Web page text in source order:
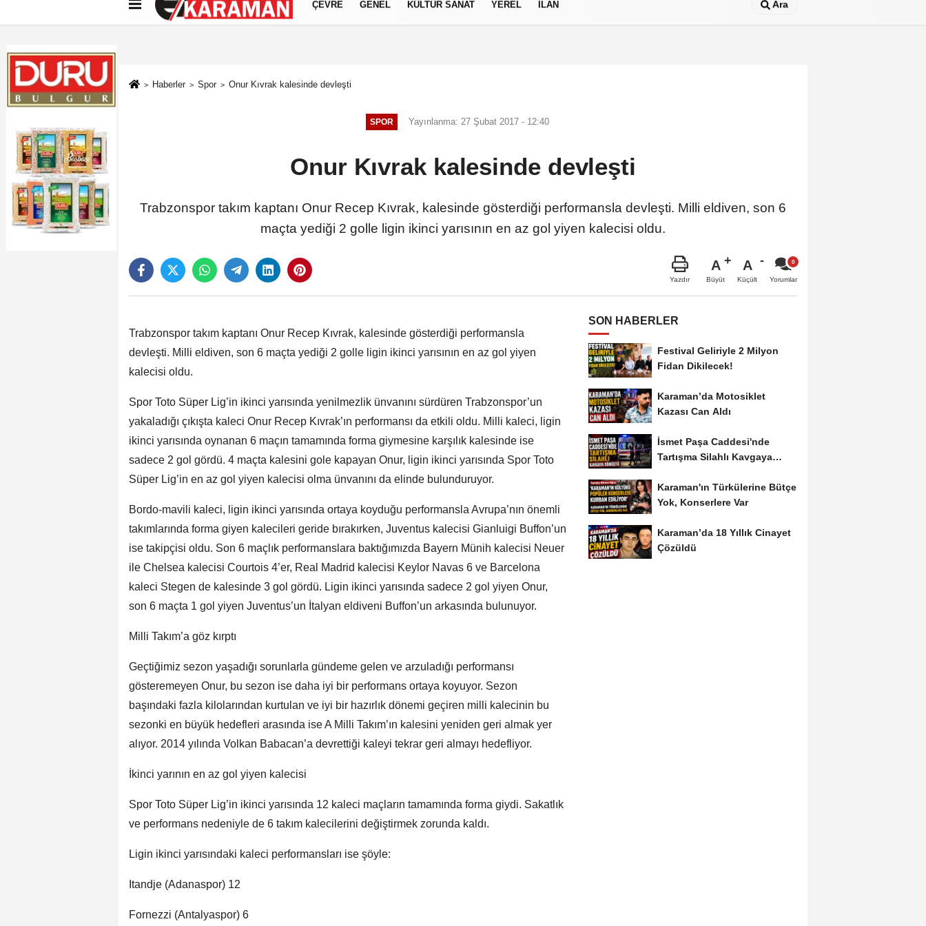
Künye İletişim Çerez Politikası Gizlilik İlkeleri
ÇEVRE GENEL KÜLTÜR SANAT YEREL İLAN Ara
Haberler Spor Onur Kıvrak kalesinde devleşti
SPOR Yayınlanma: 27 Şubat 2017 - 12:40
Onur Kıvrak kalesinde devleşti
Trabzonspor takım kaptanı Onur Recep Kıvrak, kalesinde gösterdiği performansla devleşti. Milli eldiven, son 6
maçta yediği 2 golle ligin ikinci yarısının en az gol yiyen kalecisi oldu.
Yazdır
A
Büyüt
A
Küçült Yorumlar
Trabzonspor takım kaptanı Onur Recep Kıvrak, kalesinde gösterdiği performansla
devleşti. Milli eldiven, son 6 maçta yediği 2 golle ligin ikinci yarısının en az gol yiyen
kalecisi oldu.
Spor Toto Süper Lig’in ikinci yarısında yenilmezlik ünvanını sürdüren Trabzonspor’un
yakaladığı çıkışta kaleci Onur Recep Kıvrak’ın performansı da etkili oldu. Milli kaleci, ligin
ikinci yarısında oynanan 6 maçın tamamında forma giymesine karşılık kalesinde ise
sadece 2 gol gördü. 4 maçta kalesini gole kapayan Onur, ligin ikinci yarısında Spor Toto
Süper Lig’in en az gol yiyen kalecisi olma ünvanını da elinde bulunduruyor.
Bordo-mavili kaleci, ligin ikinci yarısında ortaya koyduğu performansla Avrupa’nın önemli
takımlarında forma giyen kalecileri geride bırakırken, Juventus kalecisi Gianluigi Buffon’un
ise takipçisi oldu. Son 6 maçlık performanslara baktığımızda Bayern Münih kalecisi Neuer
ile Chelsea kalecisi Courtois 4’er, Real Madrid kalecisi Keylor Navas 6 ve Barcelona
kaleci Stegen de kalesinde 3 gol gördü. Ligin ikinci yarısında sadece 2 gol yiyen Onur,
son 6 maçta 1 gol yiyen Juventus’un İtalyan eldiveni Buffon’un arkasında bulunuyor.
Milli Takım’a göz kırptı
Geçtiğimiz sezon yaşadığı sorunlarla gündeme gelen ve arzuladığı performansı
gösteremeyen Onur, bu sezon ise daha iyi bir performans ortaya koyuyor. Sezon
başındaki fazla kilolarından kurtulan ve iyi bir hazırlık dönemi geçiren milli kalecinin bu
sezonki en büyük hedefleri arasında ise A Milli Takım’ın kalesini yeniden geri almak yer
alıyor. 2014 yılında Volkan Babacan’a devrettiği kaleyi tekrar geri almayı hedefliyor.
İkinci yarının en az gol yiyen kalecisi
Spor Toto Süper Lig’in ikinci yarısında 12 kaleci maçların tamamında forma giydi. Sakatlık
ve performans nedeniyle de 6 takım kalecilerini değiştirmek zorunda kaldı.
Ligin ikinci yarısındaki kaleci performansları ise şöyle:
Itandje (Adanaspor) 12
Fornezzi (Antalyaspor) 6
SON HABERLER
Festival Geliriyle 2 Milyon
Fidan Dikilecek!
Karaman’da Motosiklet
Kazası Can Aldı
İsmet Paşa Caddesi'nde
Tartışma Silahlı Kavgaya
Karaman'ın Türkülerine Bütçe
Yok, Konserlere Var
Karaman’da 18 Yıllık Cinayet
Çözüldü